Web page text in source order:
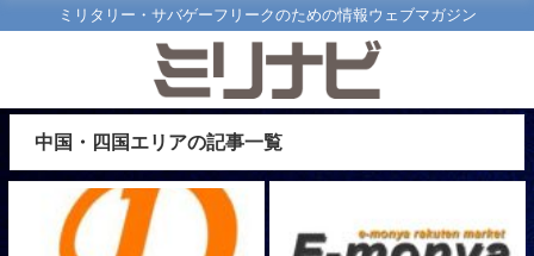
ミリタリー・サバゲーフリークのための情報ウェブマガジン
中国・四国エリアの記事一覧